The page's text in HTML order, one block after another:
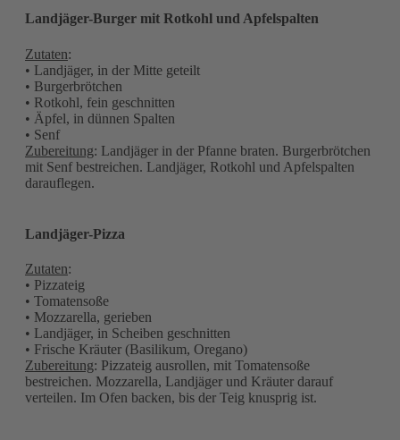
Landjäger-Burger mit Rotkohl und Apfelspalten
Zutaten:
• Landjäger, in der Mitte geteilt
• Burgerbrötchen
• Rotkohl, fein geschnitten
• Äpfel, in dünnen Spalten
• Senf
Zubereitung: Landjäger in der Pfanne braten. Burgerbrötchen
mit Senf bestreichen. Landjäger, Rotkohl und Apfelspalten
darauflegen.
Landjäger-Pizza
Zutaten:
• Pizzateig
• Tomatensoße
• Mozzarella, gerieben
• Landjäger, in Scheiben geschnitten
• Frische Kräuter (Basilikum, Oregano)
Zubereitung: Pizzateig ausrollen, mit Tomatensoße
bestreichen. Mozzarella, Landjäger und Kräuter darauf
verteilen. Im Ofen backen, bis der Teig knusprig ist.